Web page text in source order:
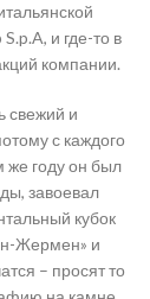
и где-то в
компании.
свежий и
с каждого
же году он был
завоевал
кубок
Жермен» и
– просят то